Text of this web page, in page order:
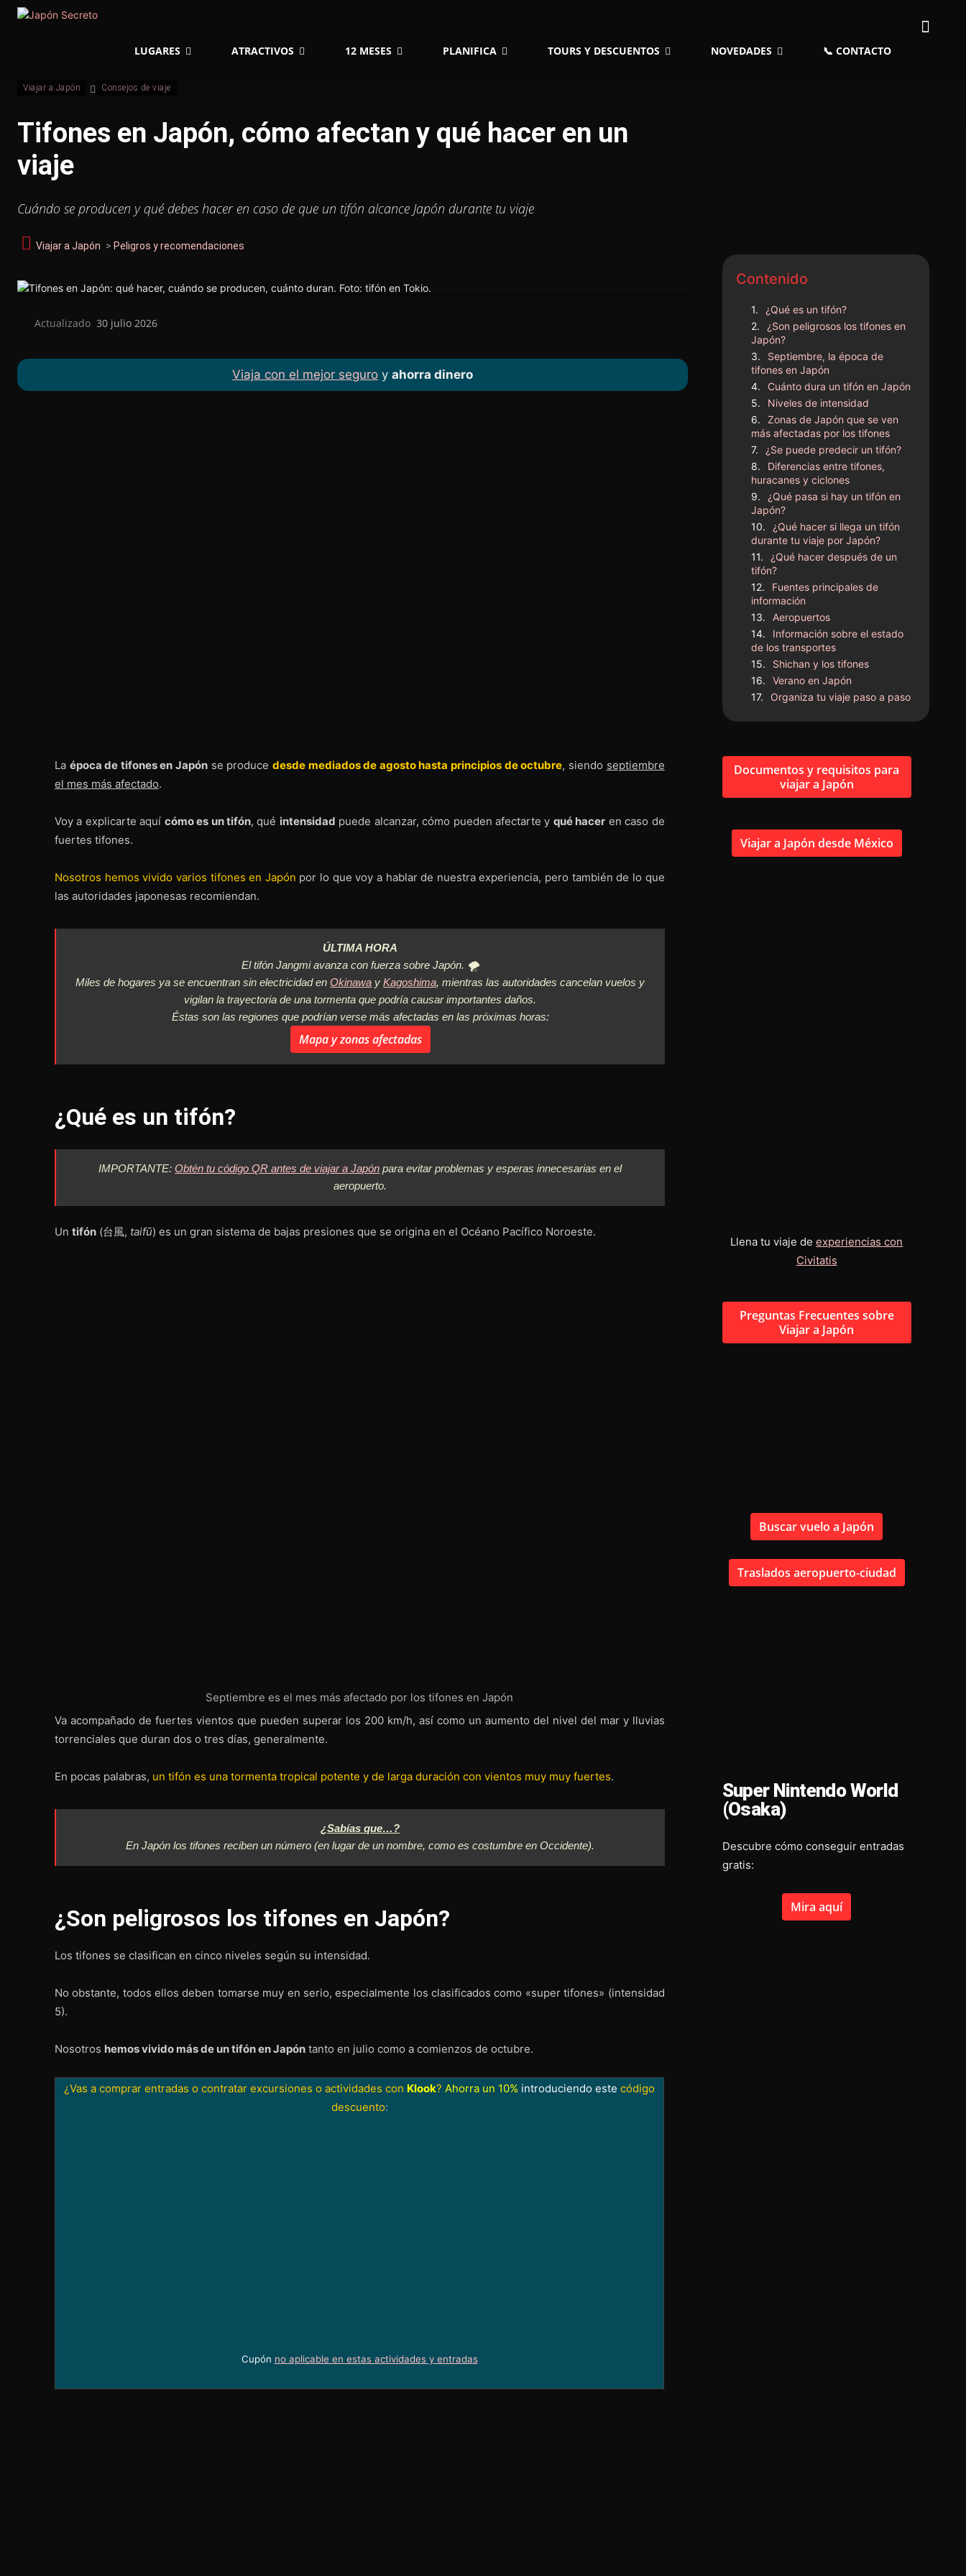
LUGARES ATRACTIVOS 12 MESES PLANIFICA TOURS Y DESCUENTOS NOVEDADES 📞 CONTACTO
Viajar a Japón Consejos de viaje
Tifones en Japón, cómo afectan y qué hacer en un
viaje
Cuándo se producen y qué debes hacer en caso de que un tifón alcance Japón durante tu viaje
Viajar a Japón > Peligros y recomendaciones
Actualizado 30 julio 2026
Viaja con el mejor seguro yahorra dinero
Contenido
¿Qué es un tifón?
¿Son peligrosos los tifones en
Japón?
Septiembre, la época de
tifones en Japón
Cuánto dura un tifón en Japón
Niveles de intensidad
Zonas de Japón que se ven
más afectadas por los tifones
¿Se puede predecir un tifón?
Diferencias entre tifones,
huracanes y ciclones
¿Qué pasa si hay un tifón en
Japón?
¿Qué hacer si llega un tifón
durante tu viaje por Japón?
¿Qué hacer después de un
tifón?
Fuentes principales de
información
Aeropuertos
Información sobre el estado
de los transportes
Shichan y los tifones
Verano en Japón
Organiza tu viaje paso a paso
La época de tifones en Japón se produce desde mediados de agosto hasta principios de octubre, siendo septiembre
el mes más afectado.
Voy a explicarte aquí cómo es un tifón, qué intensidad puede alcanzar, cómo pueden afectarte y qué hacer en caso de
fuertes tifones.
Nosotros hemos vivido varios tifones en Japón por lo que voy a hablar de nuestra experiencia, pero también de lo que
las autoridades japonesas recomiendan.
ÚLTIMA HORA
El tifón Jangmi avanza con fuerza sobre Japón. 🌪️
Miles de hogares ya se encuentran sin electricidad enOkinawa yKagoshima, mientras las autoridades cancelan vuelos y
vigilan la trayectoria de una tormenta que podría causar importantes daños.
Éstas son las regiones que podrían verse más afectadas en las próximas horas:
Mapa y zonas afectadas
¿Qué es un tifón?
IMPORTANTE:Obtén tu código QR antes de viajar a Japón para evitar problemas y esperas innecesarias en el
aeropuerto.
Un tifón (台風, taifū) es un gran sistema de bajas presiones que se origina en el Océano Pacífico Noroeste.
Septiembre es el mes más afectado por los tifones en Japón
Va acompañado de fuertes vientos que pueden superar los 200 km/h, así como un aumento del nivel del mar y lluvias
torrenciales que duran dos o tres días, generalmente.
En pocas palabras, un tifón es una tormenta tropical potente y de larga duración con vientos muy muy fuertes.
¿Sabías que…?
En Japón los tifones reciben un número (en lugar de un nombre, como es costumbre en Occidente).
¿Son peligrosos los tifones en Japón?
Los tifones se clasifican en cinco niveles según su intensidad.
No obstante, todos ellos deben tomarse muy en serio, especialmente los clasificados como «super tifones» (intensidad
5).
Nosotros hemos vivido más de un tifón en Japón tanto en julio como a comienzos de octubre.
¿Vas a comprar entradas o contratar excursiones o actividades con Klook? Ahorra un 10% introduciendo este código
descuento:
Cupón no aplicable en estas actividades y entradas
Documentos y requisitos para
viajar a Japón
Viajar a Japón desde México
Llena tu viaje deexperiencias con
Civitatis
Preguntas Frecuentes sobre
Viajar a Japón
Buscar vuelo a Japón
Traslados aeropuerto-ciudad
Super Nintendo World
(Osaka)
Descubre cómo conseguir entradas
gratis:
Mira aquí